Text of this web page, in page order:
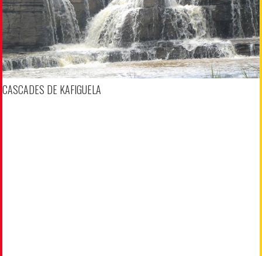
CASCADES DE KAFIGUELA